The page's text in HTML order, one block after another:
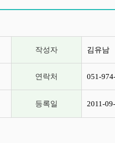
작성자 김유남
연락처 051-
등록일 2011-